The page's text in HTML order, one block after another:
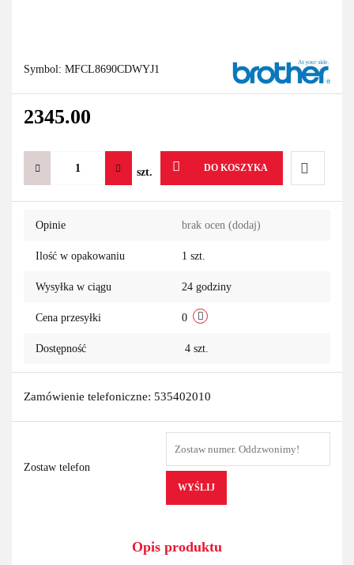
Symbol: MFCL8690CDWYJ1
2345.00
szt. DO KOSZYKA
Do
Opinie brak ocen (dodaj)
Ilość w opakowaniu 1 szt.
Wysyłka w ciągu 24 godziny
Cena przesyłki 0
Dostępność 4 szt.
Zamówienie telefoniczne: 535402010
Zostaw telefon
WYŚLIJ
Opis produktu